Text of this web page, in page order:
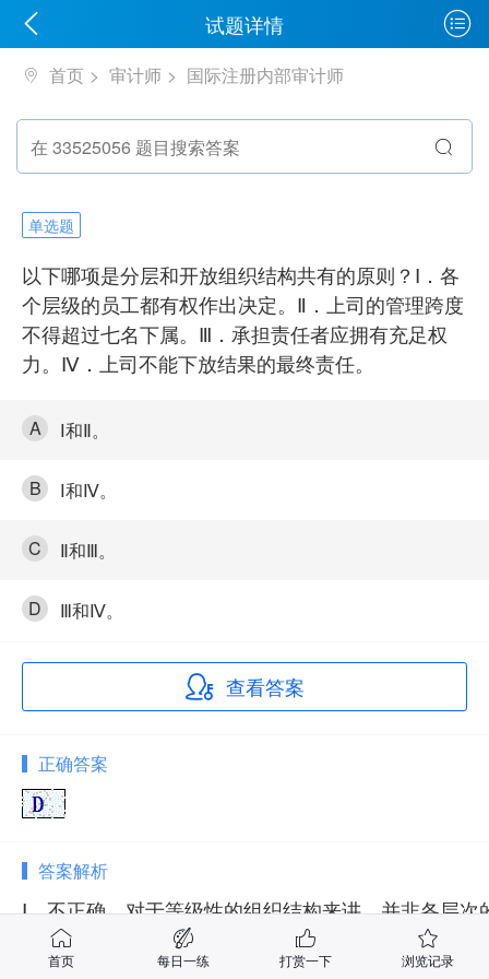
试题详情
首页 审计师 国际注册内部审计师
单选题
以下哪项是分层和开放组织结构共有的原则？Ⅰ．各
个层级的员工都有权作出决定。Ⅱ．上司的管理跨度
不得超过七名下属。Ⅲ．承担责任者应拥有充足权
力。Ⅳ．上司不能下放结果的最终责任。
A Ⅰ和Ⅱ。
B Ⅰ和Ⅳ。
C Ⅱ和Ⅲ。
D Ⅲ和Ⅳ。
查看答案
正确答案
答案解析
Ⅰ．不正确，对于等级性的组织结构来讲，并非各层
首页 每日一练 打赏一下 浏览记录